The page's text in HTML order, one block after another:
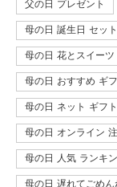
父の日 プレゼント
母の日 誕生日 セット
母の日 花とスイーツ
母の日 おすすめ ギ
母の日 ネット ギフト
母の日 オンライン
母の日 人気 ランキ
母の日 遅れてごめん